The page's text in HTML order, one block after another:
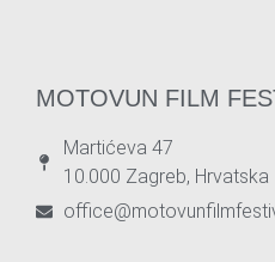
MOTOVUN FILM
Martićeva 47
10.000 Zagreb, Hrvatska